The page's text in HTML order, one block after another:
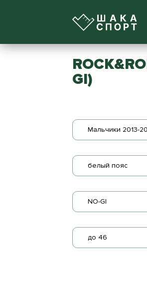
GI)
Мальчики 2013-
белый пояс
NO-GI
до 46